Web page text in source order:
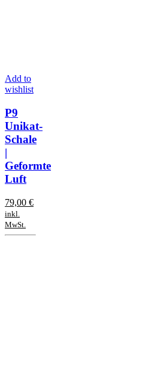
Add to
wishlist
P9
Unikat-
Schale
|
Geformte
Luft
79,00 €
inkl.
MwSt.